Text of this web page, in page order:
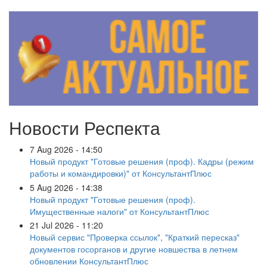
Новости Респекта
7 Aug 2026 - 14:50
Новый продукт "Готовые решения (проф). Кадры (режим
работы и командировки)" от КонсультантПлюс
5 Aug 2026 - 14:38
Новый продукт "Готовые решения (проф).
Имущественные налоги" от КонсультантПлюс
21 Jul 2026 - 11:20
Новый сервис "Проверка ссылок", "Краткий пересказ"
документов госорганов и другие новшества в летнем
обновлении КонсультантПлюс